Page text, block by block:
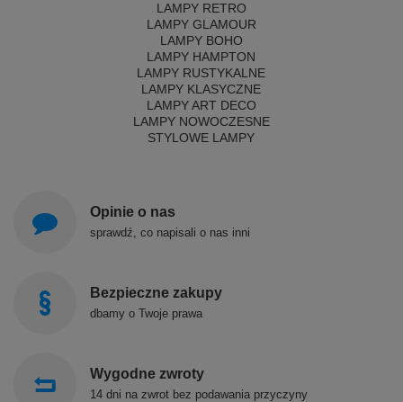
LAMPY RETRO
LAMPY GLAMOUR
LAMPY BOHO
LAMPY HAMPTON
LAMPY RUSTYKALNE
LAMPY KLASYCZNE
LAMPY ART DECO
LAMPY NOWOCZESNE
STYLOWE LAMPY
Opinie o nas
sprawdź, co napisali o nas inni
Bezpieczne zakupy
dbamy o Twoje prawa
Wygodne zwroty
14 dni na zwrot bez podawania przyczyny